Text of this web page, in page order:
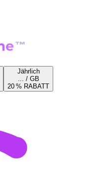
Jährlich
... / GB
20 % RABATT